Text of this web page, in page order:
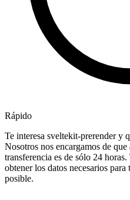
Rápido
Te interesa sveltekit-prerender y
Nosotros nos encargamos de
transferencia es de sólo 24
obtener los datos necesarios
posible.